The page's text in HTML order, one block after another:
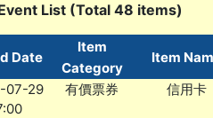
List (Total 48 items)
Date
Item
Category
Item
07-29
有價票券 信用卡